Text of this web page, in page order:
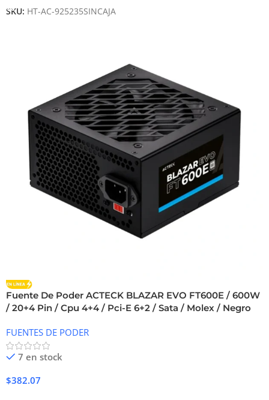
SKU: HT-AC-925235SINCAJA
Fuente De Poder ACTECK BLAZAR EVO FT600E / 600W
/ 20+4 Pin / Cpu 4+4 / Pci-E 6+2 / Sata / Molex / Negro
FUENTES DE PODER
7 en stock
$382.07